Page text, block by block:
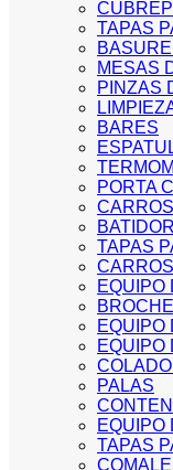
TAPAS
MESAS
PINZAS
BARES
PORTA
TAPAS
EQUIPO
EQUIPO
EQUIPO
PALAS
EQUIPO
TAPAS